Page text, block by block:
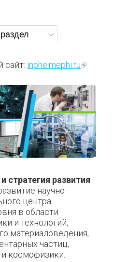
сайт: inphe.mephi.ru(внешняя
стратегия развития
научно-
центра
в области
и технологий,
материаловедения,
частиц,
космофизики.